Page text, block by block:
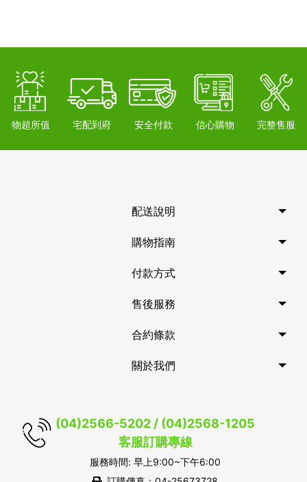
物超所值 宅配到府 安全付款 信心購物 完整售服
配送說明
購物指南
付款方式
售後服務
合約條款
關於我們
(04)2566-5202 / (04)2568-1205
客服訂購專線
服務時間: 早上9:00~下午6:00